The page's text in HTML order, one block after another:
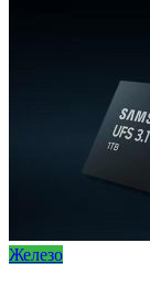
Железо